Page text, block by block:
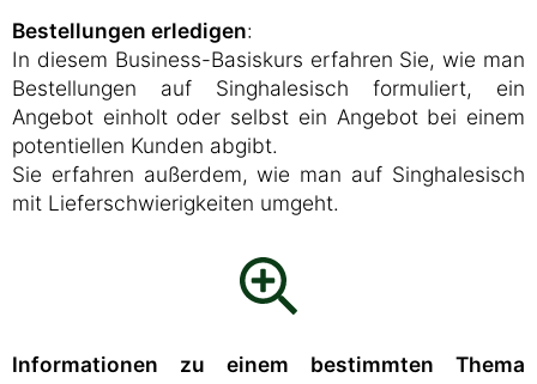
Bestellungen erledigen:
In diesem Business-Basiskurs erfahren Sie, wie man
Bestellungen auf Singhalesisch formuliert, ein
Angebot einholt oder selbst ein Angebot bei einem
potentiellen Kunden abgibt.
Sie erfahren außerdem, wie man auf Singhalesisch
mit Lieferschwierigkeiten umgeht.
Informationen zu einem bestimmten Thema